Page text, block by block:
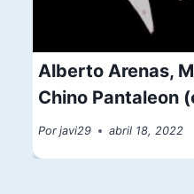
Alberto Arenas,
Chino Pantaleon
Por javi29 abril 18, 2022